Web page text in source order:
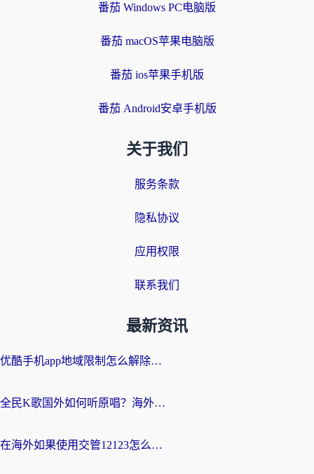
番茄 Windows PC电脑版
番茄 macOS苹果电脑版
番茄 ios苹果手机版
番茄 Android安卓手机版
关于我们
服务条款
隐私协议
应用权限
联系我们
最新资讯
优酷手机app地域限制怎么解除？海外党亲测有效的追剧方案
全民K歌国外如何听原唱？海外党亲测有效的回国加速器选择指南
在海外如果使用交管12123怎么处理？留学生亲测有效的回国加速方案